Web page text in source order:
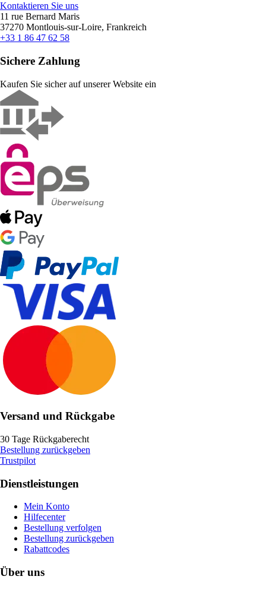
Kontaktieren Sie uns
11 rue Bernard Maris
37270 Montlouis-sur-Loire, Frankreich
+33 1 86 47 62 58
Sichere Zahlung
Kaufen Sie sicher auf unserer Website ein
Versand und Rückgabe
30 Tage Rückgaberecht
Bestellung zurückgeben
Trustpilot
Dienstleistungen
Mein Konto
Hilfecenter
Bestellung verfolgen
Bestellung zurückgeben
Rabattcodes
Über uns